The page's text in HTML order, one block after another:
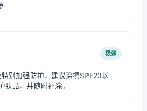
极强
别加强防护，建议涂擦SPF20以
肤品，并随时补涂。